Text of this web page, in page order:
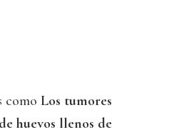
como Los tumores
huevos llenos de